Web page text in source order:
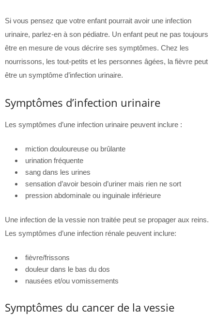
Si vous pensez que votre enfant pourrait avoir une infection
urinaire, parlez-en à son pédiatre. Un enfant peut ne pas toujours
être en mesure de vous décrire ses symptômes. Chez les
nourrissons, les tout-petits et les personnes âgées, la fièvre peut
être un symptôme d’infection urinaire.
Symptômes d’infection urinaire
Les symptômes d’une infection urinaire peuvent inclure :
miction douloureuse ou brûlante
urination fréquente
sang dans les urines
sensation d’avoir besoin d’uriner mais rien ne sort
pression abdominale ou inguinale inférieure
Une infection de la vessie non traitée peut se propager aux reins.
Les symptômes d’une infection rénale peuvent inclure:
fièvre/frissons
douleur dans le bas du dos
nausées et/ou vomissements
Symptômes du cancer de la vessie